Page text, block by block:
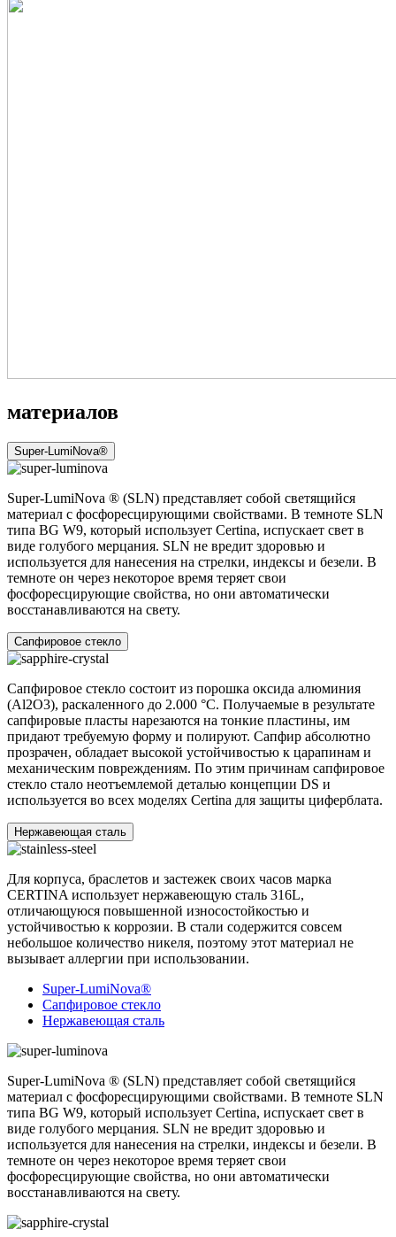
материалов
Super-LumiNova®
Super-LumiNova ® (SLN) представляет собой cветящийся
материал с фосфоресцирующими свойствами. В темноте SLN
типа BG W9, который использует Certina, испускает свет в
виде голубого мерцания. SLN не вредит здоровью и
используется для нанесения на стрелки, индексы и безели. В
темноте он через некоторое время теряет свои
фосфоресцирующие свойства, но они автоматически
восстанавливаются на свету.
Сапфировое стекло
Сапфировое стекло состоит из порошка оксида алюминия
(Al2O3), раскаленного до 2.000 °C. Получаемые в результате
сапфировые пласты нарезаются на тонкие пластины, им
придают требуемую форму и полируют. Сапфир абсолютно
прозрачен, обладает высокой устойчивостью к царапинам и
механическим повреждениям. По этим причинам сапфировое
стекло стало неотъемлемой деталью концепции DS и
используется во всех моделях Certina для защиты циферблата.
Нержавеющая сталь
Для корпуса, браслетов и застежек своих часов марка
CERTINA использует нержавеющую сталь 316L,
отличающуюся повышенной износостойкостью и
устойчивостью к коррозии. В стали содержится совсем
небольшое количество никеля, поэтому этот материал не
вызывает аллергии при использовании.
Super-LumiNova®
Сапфировое стекло
Нержавеющая сталь
Super-LumiNova ® (SLN) представляет собой cветящийся
материал с фосфоресцирующими свойствами. В темноте SLN
типа BG W9, который использует Certina, испускает свет в
виде голубого мерцания. SLN не вредит здоровью и
используется для нанесения на стрелки, индексы и безели. В
темноте он через некоторое время теряет свои
фосфоресцирующие свойства, но они автоматически
восстанавливаются на свету.